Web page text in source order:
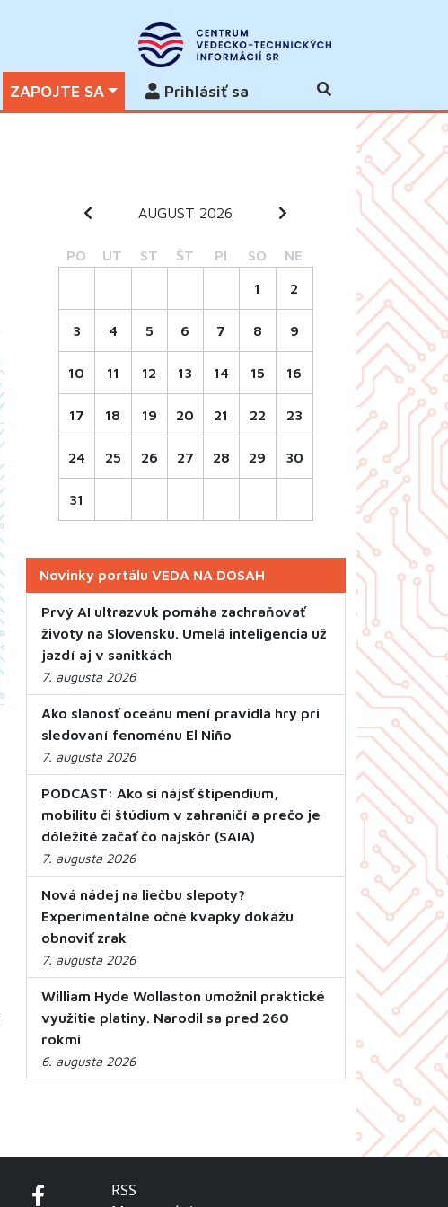
ZAPOJTE SA Prihlásiť sa
AUGUST 2026
PO UT ST ŠT PI SO NE
1 2
3 4 5 6 7 8 9
10 11 12 13 14 15 16
17 18 19 20 21 22 23
24 25 26 27 28 29 30
31
Novinky portálu VEDA NA DOSAH
Prvý AI ultrazvuk pomáha zachraňovať
životy na Slovensku. Umelá inteligencia už
jazdí aj v sanitkách
7. augusta 2026
Ako slanosť oceánu mení pravidlá hry pri
sledovaní fenoménu El Niño
7. augusta 2026
PODCAST: Ako si nájsť štipendium,
mobilitu či štúdium v zahraničí a prečo je
dôležité začať čo najskôr (SAIA)
7. augusta 2026
Nová nádej na liečbu slepoty?
Experimentálne očné kvapky dokážu
obnoviť zrak
7. augusta 2026
William Hyde Wollaston umožnil praktické
využitie platiny. Narodil sa pred 260
rokmi
6. augusta 2026
RSS